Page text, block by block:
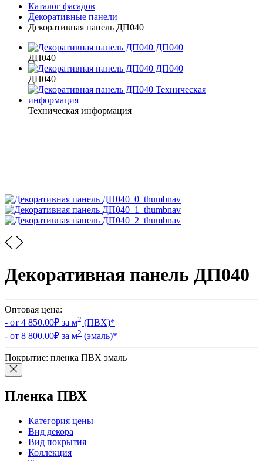
Каталог фасадов
Декоративные панели
Декоративная панель ДП040
ДП040
ДП040
Техническая информация
Декоративная панель ДП040
Оптовая цена:
- от 4 850.00₽ за м2 (ПВХ)*
- от 8 800.00₽ за м2 (эмаль)*
Покрытие: пленка ПВХ эмаль
Пленка ПВХ
Категория цены
Вид декора
Вид покрытия
Коллекция